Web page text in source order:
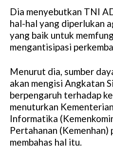
Dia menyebutkan TNI
hal-hal yang diperlukan
yang baik untuk
mengantisipasi
Menurut dia, sumber
akan mengisi Angkatan
berpengaruh terhadap
menuturkan
Informatika
Pertahanan (Kemenhan)
membahas hal itu.